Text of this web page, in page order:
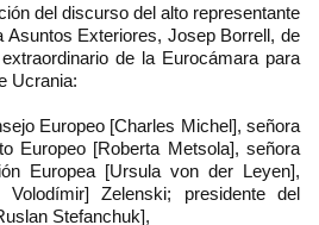
del discurso del alto representante
Asuntos Exteriores, Josep Borrell, de
de la Eurocámara para
Ucrania:
Europeo [Charles Michel], señora
Europeo [Roberta Metsola], señora
Europea [Ursula von der Leyen],
Volodímir] Zelenski; presidente del
Stefanchuk],